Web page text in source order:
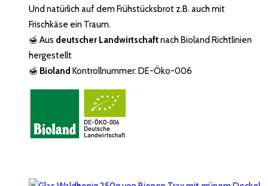
Und natürlich auf dem Frühstücksbrot z.B. auch mit
Frischkäse ein Traum.
🍯 Aus deutscher Landwirtschaftnach Bioland Richtlinien
hergestellt
🍯 Bioland Kontrollnummer: DE-Öko-006